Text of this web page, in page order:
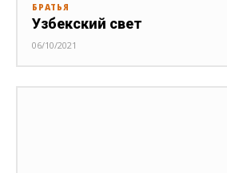
БРАТЬЯ
Узбекский свет
06/10/2021